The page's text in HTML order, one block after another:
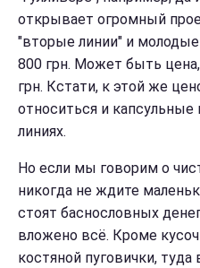
открывает огромный
"вторые линии" и
800 грн. Может быть
грн. Кстати, к этой же
относиться и
линиях.
Но если мы говорим о
никогда не ждите
стоят баснословных
вложено всё. Кроме
костяной пуговички,